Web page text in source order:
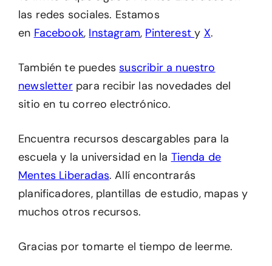
las redes sociales. Estamos
en Facebook, Instagram, Pinteresty X.
También te puedessuscribir a nuestro
newsletterpara recibir las novedades del
sitio en tu correo electrónico.
Encuentra recursos descargables para la
escuela y la universidad en la Tienda de
Mentes Liberadas. Allí encontrarás
planificadores, plantillas de estudio, mapas y
muchos otros recursos.
Gracias por tomarte el tiempo de leerme.